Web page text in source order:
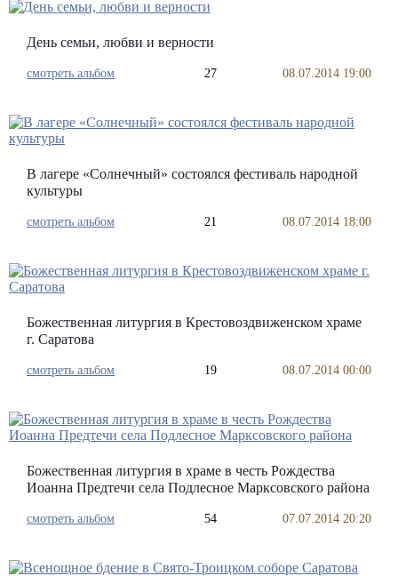
День семьи, любви и верности
смотреть альбом 27 08.07.2014 19:00
В лагере «Солнечный» состоялся фестиваль народной
культуры
смотреть альбом 21 08.07.2014 18:00
Божественная литургия в Крестовоздвиженском храме
г. Саратова
смотреть альбом 19 08.07.2014 00:00
Божественная литургия в храме в честь Рождества
Иоанна Предтечи села Подлесное Марксовского района
смотреть альбом 54 07.07.2014 20:20